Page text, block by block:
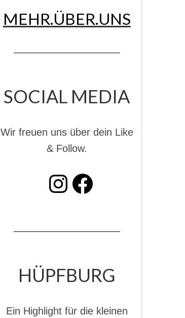
MEHR.ÜBER.UNS
SOCIAL MEDIA
Wir freuen uns über dein Like
& Follow.
INSTAGRAM Facebook
HÜPFBURG
Ein Highlight für die kleinen